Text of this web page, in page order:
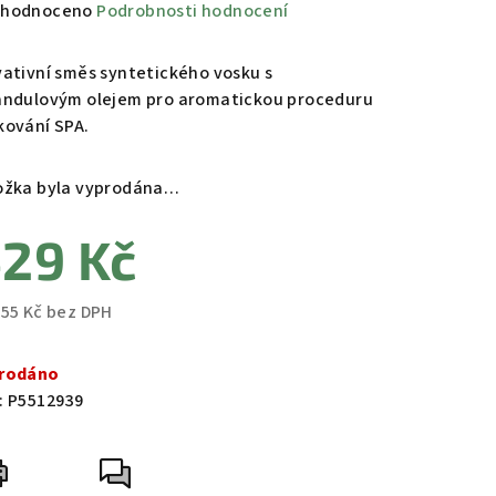
Podrobnosti hodnocení
směs syntetického vosku s
olejem pro aromatickou proceduru
SPA.
byla vyprodána…
Kč
Kč bez DPH
P5512939